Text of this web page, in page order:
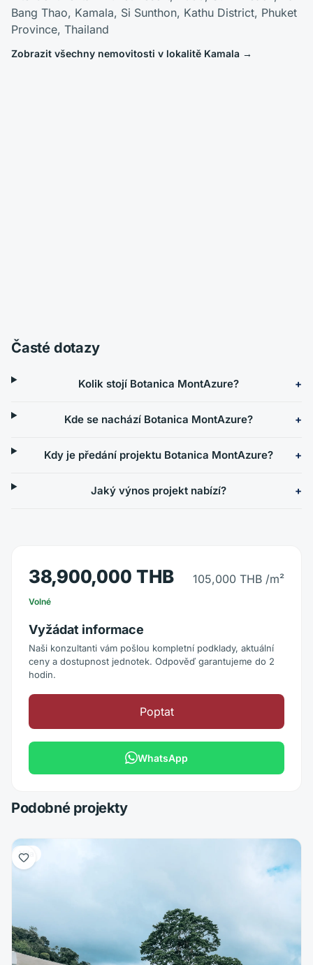
Bang Thao, Kamala, Si Sunthon, Kathu District, Phuket
Province, Thailand
Zobrazit všechny nemovitosti v lokalitě Kamala →
Časté dotazy
Kolik stojí Botanica MontAzure?
Kde se nachází Botanica MontAzure?
Kdy je předání projektu Botanica MontAzure?
Jaký výnos projekt nabízí?
38,900,000 THB 105,000 THB /m²
Volné
Vyžádat informace
Naši konzultanti vám pošlou kompletní podklady, aktuální
ceny a dostupnost jednotek. Odpověď garantujeme do 2
hodin.
Poptat
WhatsApp
Podobné projekty
Vila